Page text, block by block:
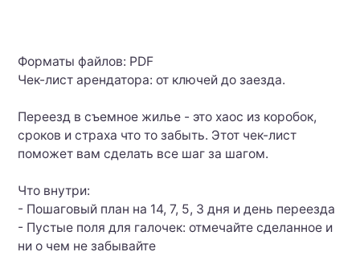
Форматы файлов: PDF
Чек-лист арендатора: от ключей до заезда.
Переезд в съемное жилье - это хаос из коробок,
сроков и страха что то забыть. Этот чек-лист
поможет вам сделать все шаг за шагом.
Что внутри:
- Пошаговый план на 14, 7, 5, 3 дня и день переезда
- Пустые поля для галочек: отмечайте сделанное и
ни о чем не забывайте